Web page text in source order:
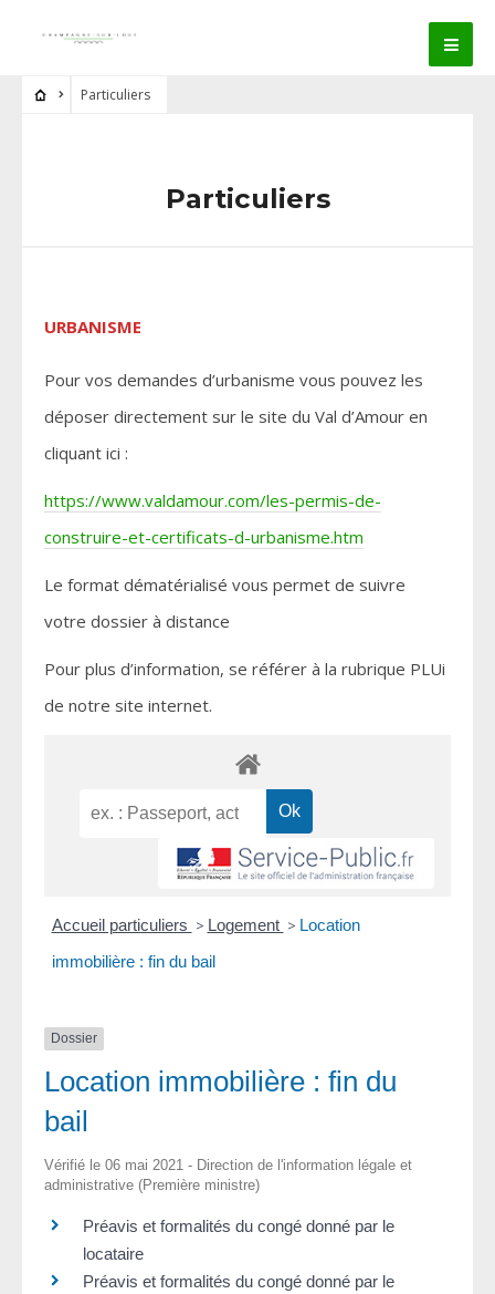
Particuliers
Particuliers
URBANISME
Pour vos demandes d’urbanisme vous pouvez les
déposer directement sur le site du Val d’Amour en
cliquant ici :
https://www.valdamour.com/les-permis-de-
construire-et-certificats-d-urbanisme.htm
Le format dématérialisé vous permet de suivre
votre dossier à distance
Pour plus d’information, se référer à la rubrique PLUi
de notre site internet.
Accueil particuliers > Logement > Location
immobilière : fin du bail
Dossier
Location immobilière : fin du
bail
Vérifié le 06 mai 2021 - Direction de l'information légale et
administrative (Première ministre)
Préavis et formalités du congé donné par le
locataire
Préavis et formalités du congé donné par le